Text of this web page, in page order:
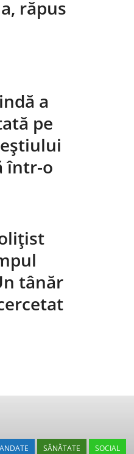
răpus
a
pe
într-o
tânăr
SĂNĂTATE SOCIAL